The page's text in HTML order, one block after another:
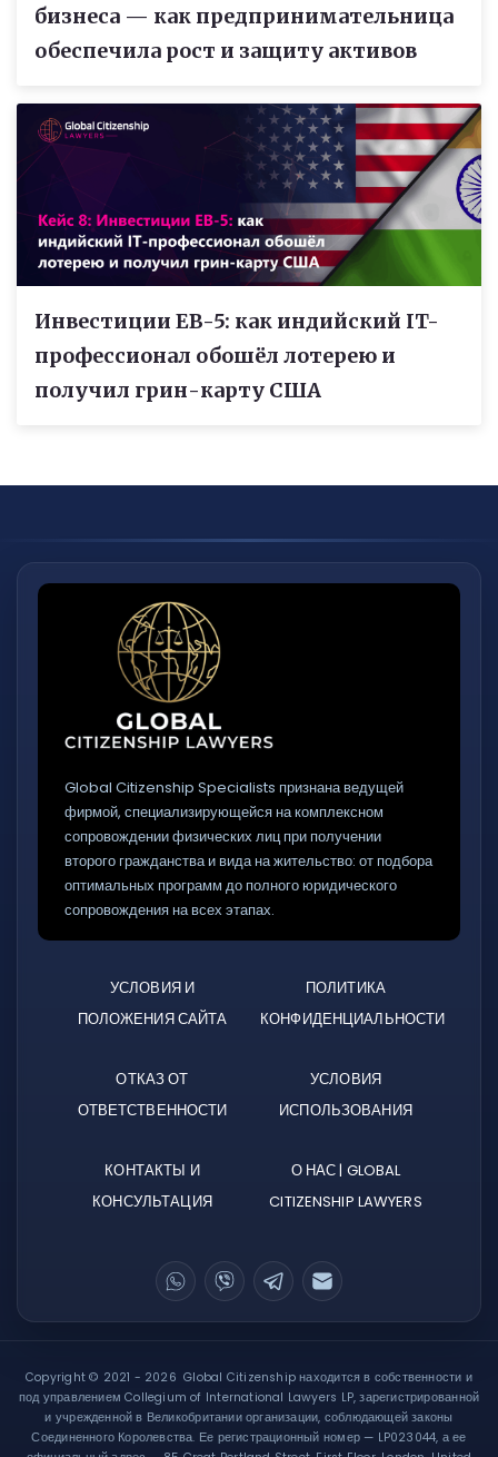
бизнеса — как предпринимательница
обеспечила рост и защиту активов
Инвестиции EB-5: как индийский IT-
профессионал обошёл лотерею и
получил грин-карту США
Global Citizenship Specialists признана ведущей
фирмой, специализирующейся на комплексном
сопровождении физических лиц при получении
второго гражданства и вида на жительство: от подбора
оптимальных программ до полного юридического
сопровождения на всех этапах.
УСЛОВИЯ И
ПОЛОЖЕНИЯ САЙТА
ПОЛИТИКА
КОНФИДЕНЦИАЛЬНОСТИ
ОТКАЗ ОТ
ОТВЕТСТВЕННОСТИ
УСЛОВИЯ
ИСПОЛЬЗОВАНИЯ
КОНТАКТЫ И
КОНСУЛЬТАЦИЯ
О НАС | GLOBAL
CITIZENSHIP LAWYERS
Copyright © 2021 - 2026 Global Citizenship находится в собственности и
под управлением Collegium of International Lawyers LP, зарегистрированной
и учрежденной в Великобритании организации, соблюдающей законы
Соединенного Королевства. Ее регистрационный номер — LP023044, а ее